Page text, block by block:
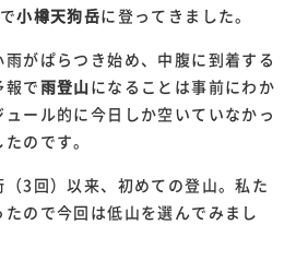
小樽天狗岳に登ってきました。
がぱらつき始め、中腹に到着する
で雨登山になることは事前にわか
ール的に今日しか空いていなかっ
のです。
3回）以来、初めての登山。私た
ので今回は低山を選んでみまし